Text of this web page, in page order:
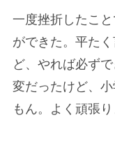
一度挫折したこ
ができた。平た
ど、やれば必ず
変だったけど、
もん。よく頑張り